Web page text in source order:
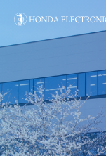
超声波的可能性
产品资料